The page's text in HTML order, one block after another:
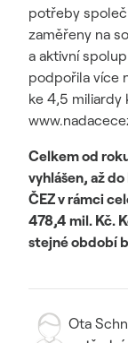
potřeby
zaměřeny na
a aktivní
podpořila více
ke 4,5 miliardy
Celkem od
vyhlášen, až
ČEZ v rámci
478,4 mil. Kč.
stejné období
Ota